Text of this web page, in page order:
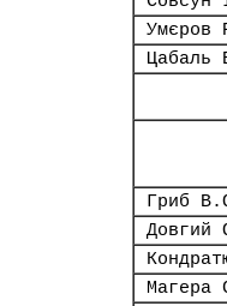
Умєров
Цабаль
Гриб
Довгий
Магера